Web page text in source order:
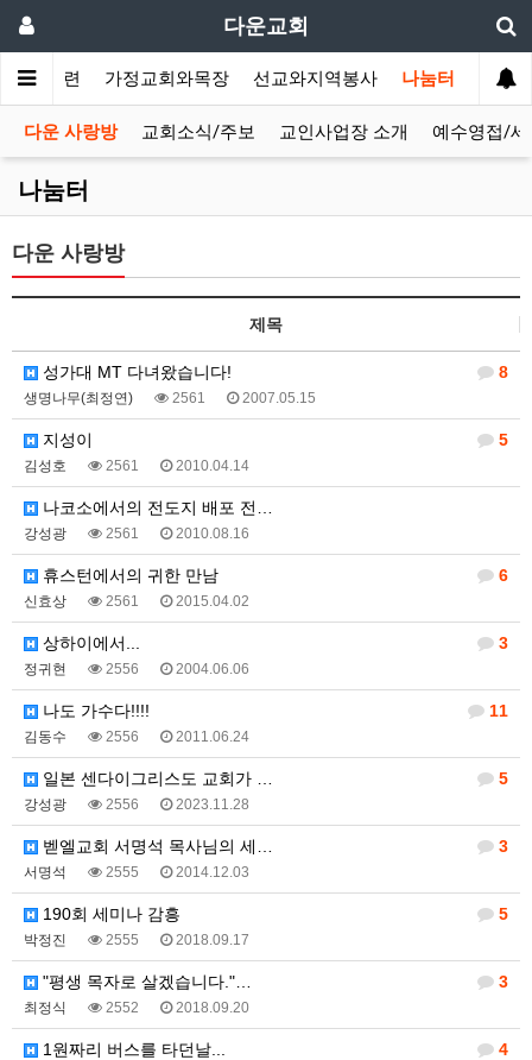
다운교회
씀과훈련 가정교회와목장 선교와지역봉사 나눔터
다운 사랑방 교회소식/주보 교인사업장 소개 예수영접/
나눔터
다운 사랑방
제목
8
성가대 MT 다녀왔습니다!
생명나무(최정연) 2561 2007.05.15
5
지성이
김성호 2561 2010.04.14
나코소에서의 전도지 배포 전…
강성광 2561 2010.08.16
6
휴스턴에서의 귀한 만남
신효상 2561 2015.04.02
3
상하이에서...
정귀현 2556 2004.06.06
11
나도 가수다!!!!
김동수 2556 2011.06.24
5
일본 센다이그리스도 교회가 …
강성광 2556 2023.11.28
3
벧엘교회 서명석 목사님의 세…
서명석 2555 2014.12.03
5
190회 세미나 감흥
박정진 2555 2018.09.17
3
"평생 목자로 살겠습니다."…
최정식 2552 2018.09.20
4
1원짜리 버스를 타던날...